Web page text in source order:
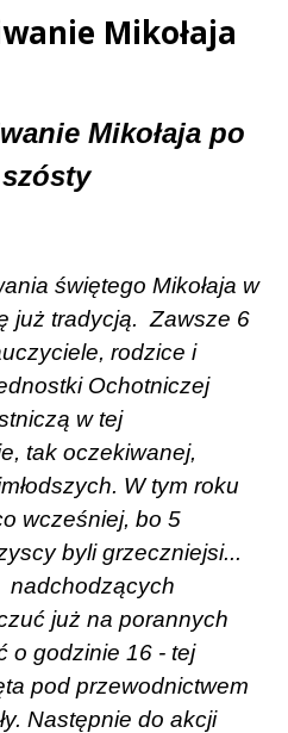
Mikołaja
Mikołaja po
świętego Mikołaja w
już tradycją. Zawsze 6
rodzice i
Ochotniczej
w tej
tak oczekiwanej,
W tym roku
wcześniej, bo 5
byli grzeczniejsi...
nadchodzących
już na porannych
o godzinie 16 - tej
pod przewodnictwem
Następnie do akcji